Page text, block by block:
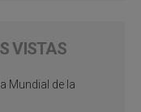
VISTAS
Mundial de la